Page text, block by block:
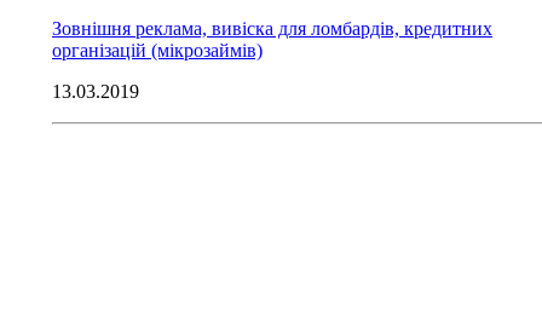
Зовнішня реклама, вивіска для ломбардів, кредитних
організацій (мікрозаймів)
13.03.2019